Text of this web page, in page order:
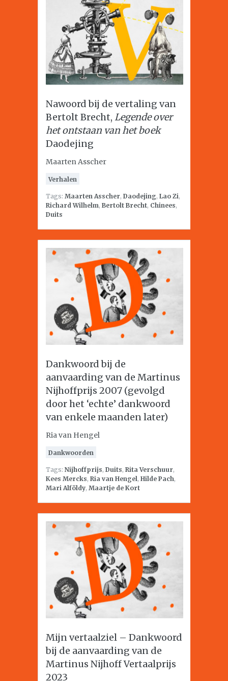
Nawoord bij de vertaling van
Bertolt Brecht, Legende over
het ontstaan van het boek
Daodejing
Maarten Asscher
Verhalen
Tags: Maarten Asscher, Daodejing, Lao Zi,
Richard Wilhelm, Bertolt Brecht, Chinees,
Duits
Dankwoord bij de
aanvaarding van de Martinus
Nijhoffprijs 2007 (gevolgd
door het ‘echte’ dankwoord
van enkele maanden later)
Ria van Hengel
Dankwoorden
Tags: Nijhoffprijs, Duits, Rita Verschuur,
Kees Mercks, Ria van Hengel, Hilde Pach,
Mari Alföldy, Maartje de Kort
Mijn vertaalziel – Dankwoord
bij de aanvaarding van de
Martinus Nijhoff Vertaalprijs
2023